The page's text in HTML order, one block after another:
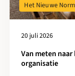
20 juli 2026
Van meten
organisatie
Het Nieuwe